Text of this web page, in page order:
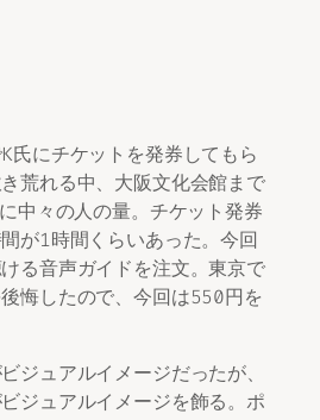
氏にチケットを発券してもら
荒れる中、大阪文化会館まで
中々の人の量。チケット発券
が1時間くらいあった。今回
る音声ガイドを注文。東京で
悔したので、今回は550円を
ジュアルイメージだったが、
ジュアルイメージを飾る。ポ